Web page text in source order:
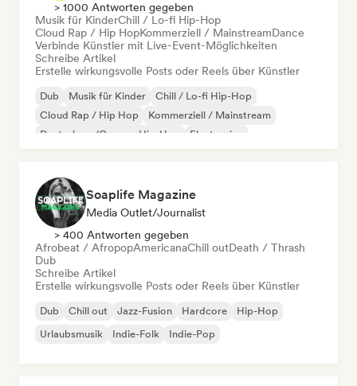
> 1000 Antworten gegeben
Musik für KinderChill / Lo-fi Hip-Hop
Cloud Rap / Hip HopKommerziell / MainstreamDance
Verbinde Künstler mit Live-Event-Möglichkeiten
Schreibe Artikel
Erstelle wirkungsvolle Posts oder Reels über Künstler
Dub Musik für Kinder
Chill / Lo-fi Hip-Hop
Cloud Rap / Hip Hop
Kommerziell / Mainstream
Deutschrap/German Hip-Hop
Electronica
Soaplife Magazine
Media Outlet/Journalist
> 400 Antworten gegeben
Afrobeat / AfropopAmericanaChill outDeath / Thrash
Dub
Schreibe Artikel
Erstelle wirkungsvolle Posts oder Reels über Künstler
Dub Chill out Jazz-Fusion Hardcore
Hip-Hop
Urlaubsmusik
Indie-Folk Indie-Pop